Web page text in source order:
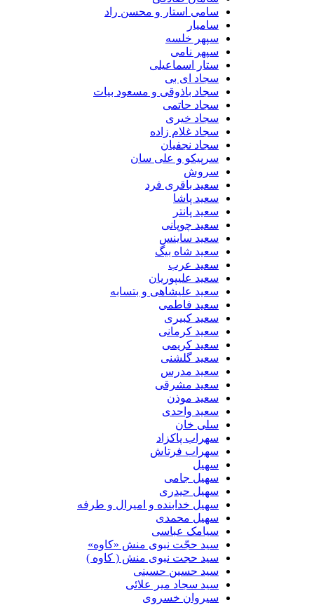
سامی استار و محسن راد
سامیار
سپهر خلسه
سپهر نامی
ستار اسماعیلی
سجاد ای بی
سجاد باذوقی و مسعود بیات
سجاد حاتمی
سجاد خیری
سجاد غلام زاده
سجاد نجفیان
سرپیکو و علی سان
سروش
سعید باقری فرد
سعید پاشا
سعید پانتر
سعید چوپانی
سعید ساینس
سعید شاه بیگ
سعید عرب
سعید علیپوریان
سعید علیشاهی و بتسابه
سعید فاطمی
سعید کبیری
سعید کرمانی
سعید کریمی
سعید گلشنی
سعید مدرس
سعید مشرقی
سعید موذن
سعید واحدی
سلی خان
سهراب پاکزاد
سهراب فرتاش
سهیل
سهیل جامی
سهیل حیدری
سهیل خدابنده و امیرال و طرفه
سهیل محمدی
سیامک عباسی
سید حجّت نبوی منش «کاوه»
سید حجت نبوی منش ( کاوه )
سید حسین حسینى
سید سجاد میر علائی
سیروان خسروی